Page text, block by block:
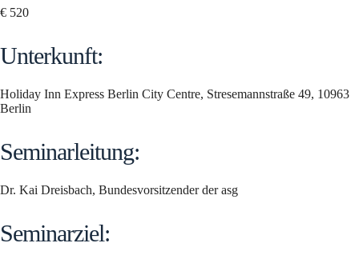
€ 520
Unterkunft:
Holiday Inn Express Berlin City Centre, Stresemannstraße 49, 10963
Berlin
Seminarleitung:
Dr. Kai Dreisbach, Bundesvorsitzender der asg
Seminarziel: